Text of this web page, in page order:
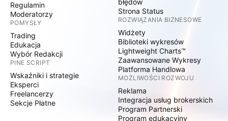
Regulamin
Moderatorzy
POMYSŁY
Trading
Edukacja
Wybór Redakcji
PINE SCRIPT
Wskaźniki i strategie
Eksperci
Freelancerzy
Sekcje Płatne
błędów
Strona Status
ROZWIĄZANIA BIZNESOWE
Widżety
Biblioteki wykresów
Lightweight Charts™
Zaawansowane Wykresy
Platforma Handlowa
MOŻLIWOŚCI ROZWOJU
Reklama
Integracja usług brokerskich
Program Partnerski
Program edukacyjny